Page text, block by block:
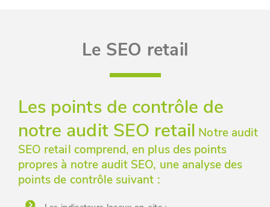
Le SEO retail
Les points de contrôle de
notre audit SEO retail Notre audit
SEO retail comprend, en plus des points
propres à notre audit SEO, une analyse des
points de contrôle suivant :